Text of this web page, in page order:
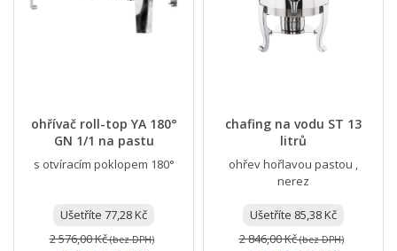
ohřívač roll-top YA 180°
GN 1/1 na pastu
s otvíracím poklopem 180°
Ušetříte 77,28 Kč
2 576,00 Kč(bez DPH)
chafing na vodu ST 13
litrů
ohřev hořlavou pastou ,
nerez
Ušetříte 85,38 Kč
2 846,00 Kč(bez DPH)